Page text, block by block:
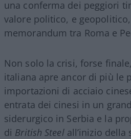
una conferma dei peggiori
valore politico, e
memorandum tra Roma e
Non solo la crisi, forse
italiana apre ancor di più le
importazioni di acciaio
entrata dei cinesi in un
siderurgico in Serbia e la
di British Steelall’inizio della